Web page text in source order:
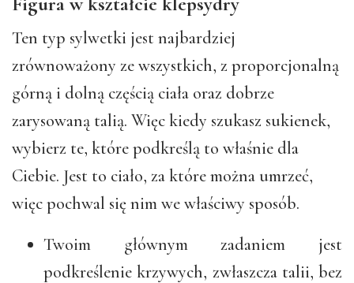
Ten typ sylwetki jest najbardziej
zrównoważony ze wszystkich, z proporcjonalną
górną i dolną częścią ciała oraz dobrze
zarysowaną talią. Więc kiedy szukasz sukienek,
wybierz te, które podkreślą to właśnie dla
Ciebie. Jest to ciało, za które można umrzeć,
więc pochwal się nim we właściwy sposób.
Twoim głównym zadaniem jest
podkreślenie krzywych, zwłaszcza talii, bez